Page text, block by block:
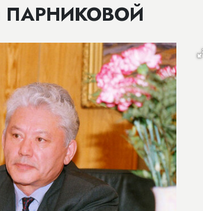
ПАРНИКОВОЙ